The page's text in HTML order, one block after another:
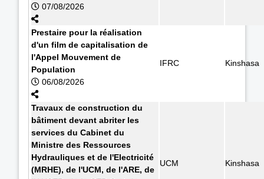
07/08/2026
Prestaire pour la réalisation
d'un film de capitalisation de
l'Appel Mouvement de
Population
06/08/2026
IFRC Kinshasa
Travaux de construction du
bâtiment devant abriter les
services du Cabinet du
Ministre des Ressources
Hydrauliques et de l'Electricité
(MRHE), de l'UCM, de l'ARE, de
UCM Kinshasa